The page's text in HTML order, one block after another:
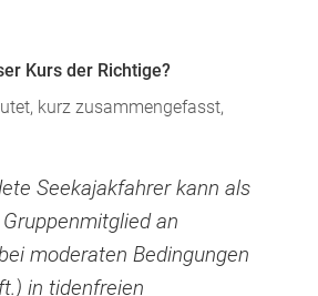
Kurs der Richtige?
kurz zusammengefasst,
Seekajakfahrer kann als
an
moderaten Bedingungen
in tidenfreien